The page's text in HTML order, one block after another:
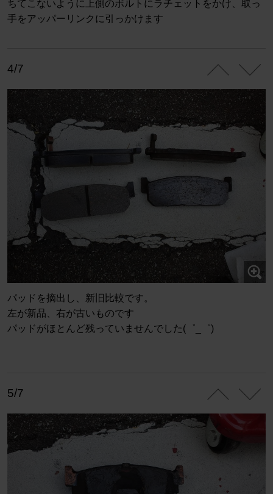
ちてこないように上側のボルトにラチェットをかけ、取っ
手をアッパーリンクに引っかけます
4/7
パッドを摘出し、新旧比較です。
左が新品、右が古いものです
パッドがほとんど残っていませんでした(゜_゜)
5/7